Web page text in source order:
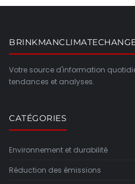
Votre source d'information
tendances et analyses.
CATÉGORIES
Environnement et durabilité
Réduction des émissions